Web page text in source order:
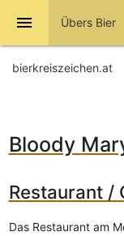
menu Übers Bier
bierkreiszeichen.at
Bloody
Restaurant /
Das Restaurant am